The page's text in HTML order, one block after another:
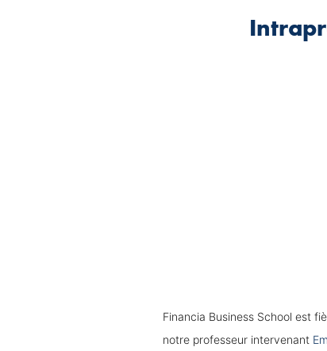
Financia Business School est
notre professeur intervenant